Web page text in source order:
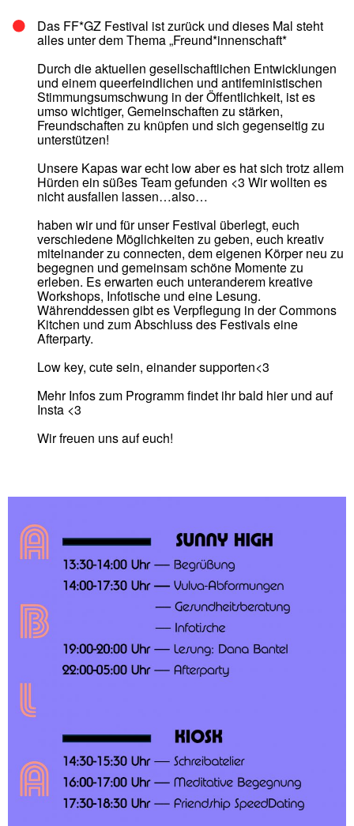
Das FF*GZ Festival ist zurück und dieses Mal steht
alles unter dem Thema „Freund*innenschaft*
Durch die aktuellen gesellschaftlichen Entwicklungen
und einem queerfeindlichen und antifeministischen
Stimmungsumschwung in der Öffentlichkeit, ist es
umso wichtiger, Gemeinschaften zu stärken,
Freundschaften zu knüpfen und sich gegenseitig zu
unterstützen!
Unsere Kapas war echt low aber es hat sich trotz allem
Hürden ein süßes Team gefunden <3 Wir wollten es
nicht ausfallen lassen…also…
haben wir und für unser Festival überlegt, euch
verschiedene Möglichkeiten zu geben, euch kreativ
miteinander zu connecten, dem eigenen Körper neu zu
begegnen und gemeinsam schöne Momente zu
erleben. Es erwarten euch unteranderem kreative
Workshops, Infotische und eine Lesung.
Währenddessen gibt es Verpflegung in der Commons
Kitchen und zum Abschluss des Festivals eine
Afterparty.
Low key, cute sein, einander supporten<3
Mehr Infos zum Programm findet ihr bald hier und auf
Insta <3
Wir freuen uns auf euch!